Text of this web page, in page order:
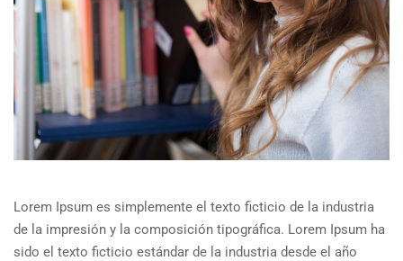
Lorem Ipsum es simplemente el texto ficticio de la industria
de la impresión y la composición tipográfica. Lorem Ipsum ha
sido el texto ficticio estándar de la industria desde el año